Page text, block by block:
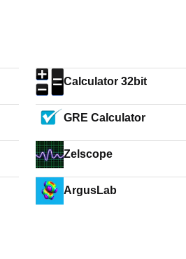
Calculator 32bit
GRE Calculator
Zelscope
ArgusLab